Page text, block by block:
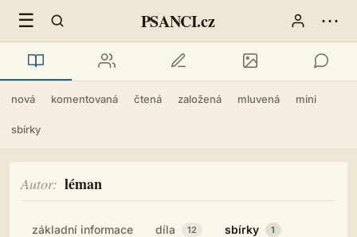
☰ PSANCI.cz ⋯
nová komentovaná čtená založená mluvená mini
sbírky
Autor léman
základní informace díla 12 sbírky 1